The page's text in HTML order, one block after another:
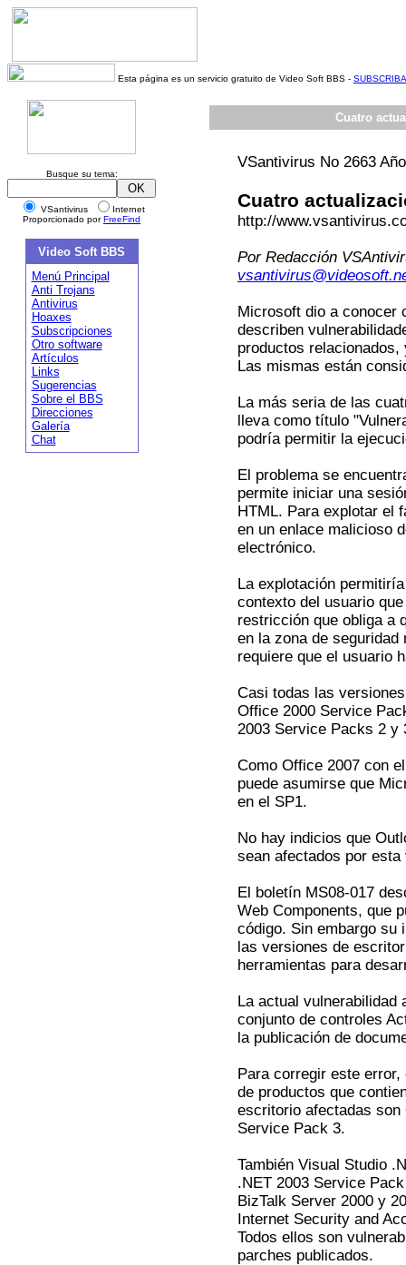
Esta página es un servicio gratuito de Video Soft BBS -
Busque su tema:
VSantivirus
Internet
Proporcionado porFreeFind
Video Soft BBS
Menú Principal
Anti Trojans
Antivirus
Hoaxes
Subscripciones
Otro software
Artículos
Links
Sugerencias
Sobre el BBS
Direcciones
Galería
Chat
Cuatro
VSantivirus No 2663
Cuatro
http://
Por Redacción
Microsoft dio a conocer
describen
productos
Las mismas están
La más seria de las
lleva como título
podría permitir la
El problema se
permite iniciar una
HTML. Para explotar el
en un enlace malicioso
electrónico.
La explotación
contexto del usuario
restricción que obliga a
en la zona de
requiere que el usuario
Casi todas las
Office 2000 Service
2003 Service Packs 2 y
Como Office 2007 con
puede asumirse que
en el SP1.
No hay indicios que
sean afectados por esta
El boletín MS08-017
Web Components, que
código. Sin embargo su
las versiones de
herramientas para
La actual vulnerabilidad
conjunto de controles
la publicación de
Para corregir este
de productos que
escritorio afectadas
Service Pack 3.
También Visual Studio
.NET 2003 Service
BizTalk Server 2000 y
Internet Security and
Todos ellos son
parches publicados.